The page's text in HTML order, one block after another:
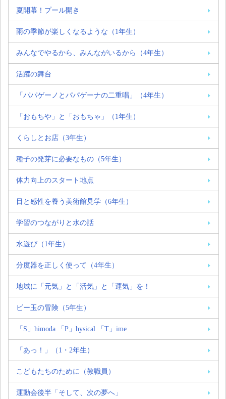
夏開幕！プール開き
雨の季節が楽しくなるような（1年生）
みんなでやるから、みんながいるから（4年生）
活躍の舞台
「パパゲーノとパパゲーナの二重唱」（4年生）
「おもちや」と「おもちゃ」（1年生）
くらしとお店（3年生）
種子の発芽に必要なもの（5年生）
体力向上のスタート地点
目と感性を養う美術館見学（6年生）
学習のつながりと水の話
水遊び（1年生）
分度器を正しく使って（4年生）
地域に「元気」と「活気」と「運気」を！
ビー玉の冒険（5年生）
「S」himoda 「P」hysical 「T」ime
「あっ！」（1・2年生）
こどもたちのために（教職員）
運動会後半「そして、次の夢へ」